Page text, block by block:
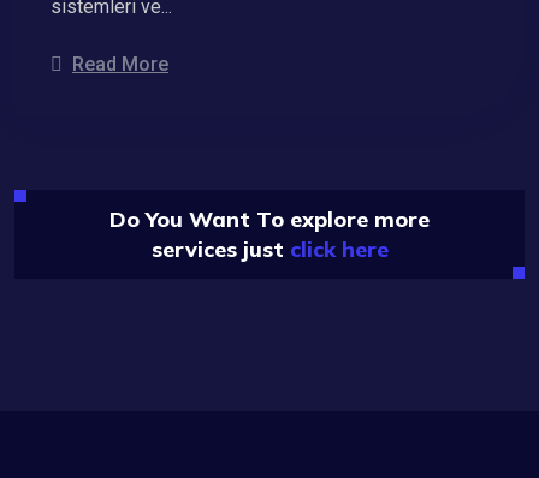
sistemleri ve...
Read More
Do You Want To explore more
services just click here